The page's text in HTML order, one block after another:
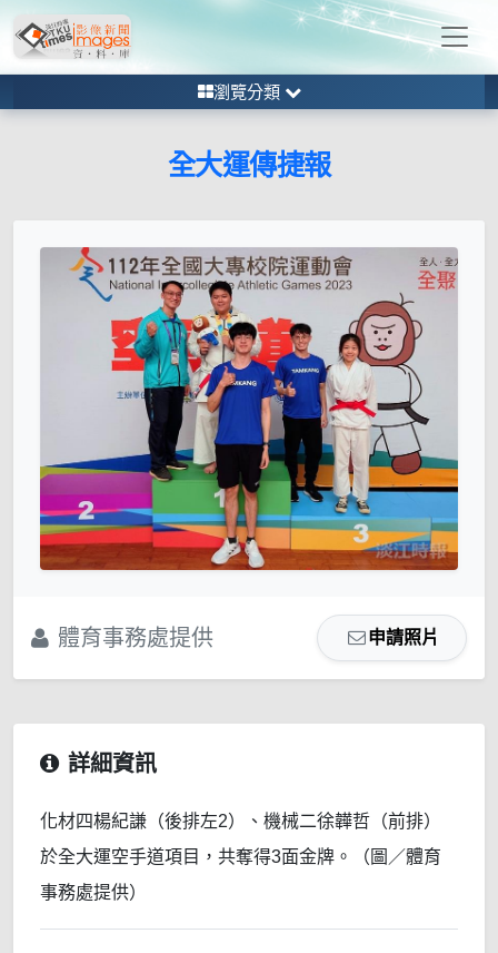
瀏覽分類
全大運傳捷報
體育事務處提供 申請照片
詳細資訊
化材四楊紀謙（後排左2）、機械二徐韡哲（前排）
於全大運空手道項目，共奪得3面金牌。（圖／體育
事務處提供）